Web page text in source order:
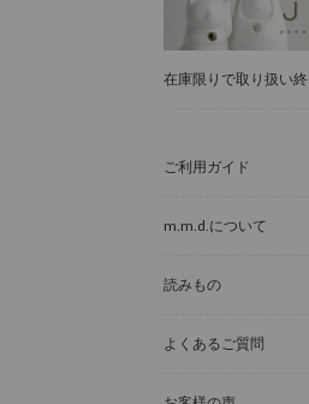
在庫限りで取り扱い
ご利用ガイド
m.m.d.について
読みもの
よくあるご質問